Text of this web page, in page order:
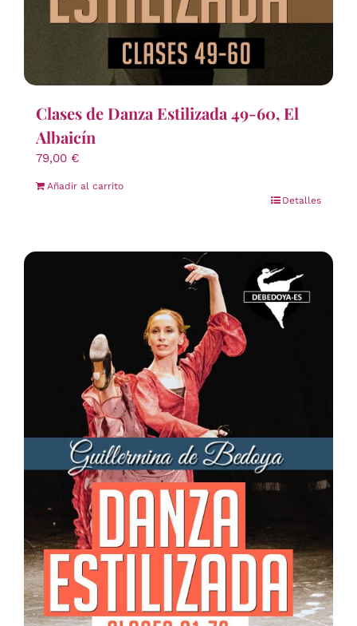
Clases de Danza Estilizada 49-60, El
Albaicín
79,00 €
Añadir al carrito
Detalles